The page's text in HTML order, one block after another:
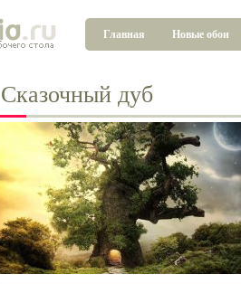
Главная Новые обои
Сказочный дуб